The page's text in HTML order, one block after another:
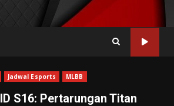
Jadwal Esports MLBB
S16: Pertarungan Titan